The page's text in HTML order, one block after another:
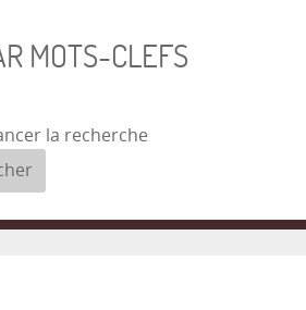
MOTS-CLEFS
la recherche